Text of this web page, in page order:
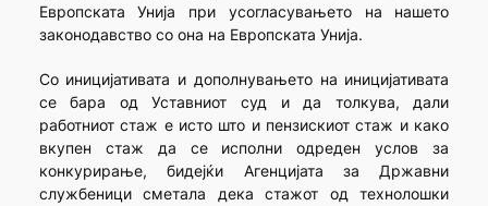
Европската Унија при усогласувањето на нашето
законодавство со она на Европската Унија.
Со иницијативата и дополнувањето на иницијативата
се бара од Уставниот суд и да толкува, дали
работниот стаж е исто што и пензискиот стаж и како
вкупен стаж да се исполни одреден услов за
конкурирање, бидејќи Агенцијата за Државни
службеници сметала дека стажот од технолошки